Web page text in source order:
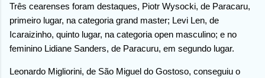
Três cearenses foram destaques, Piotr Wysocki, de Paracaru,
primeiro lugar, na categoria grand master; Levi Len, de
Icaraizinho, quinto lugar, na categoria open masculino; e no
feminino Lidiane Sanders, de Paracuru, em segundo lugar.
Leonardo Migliorini, de São Miguel do Gostoso, conseguiu o